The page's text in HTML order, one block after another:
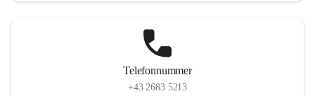
Telefonnummer
+43 2683 5213